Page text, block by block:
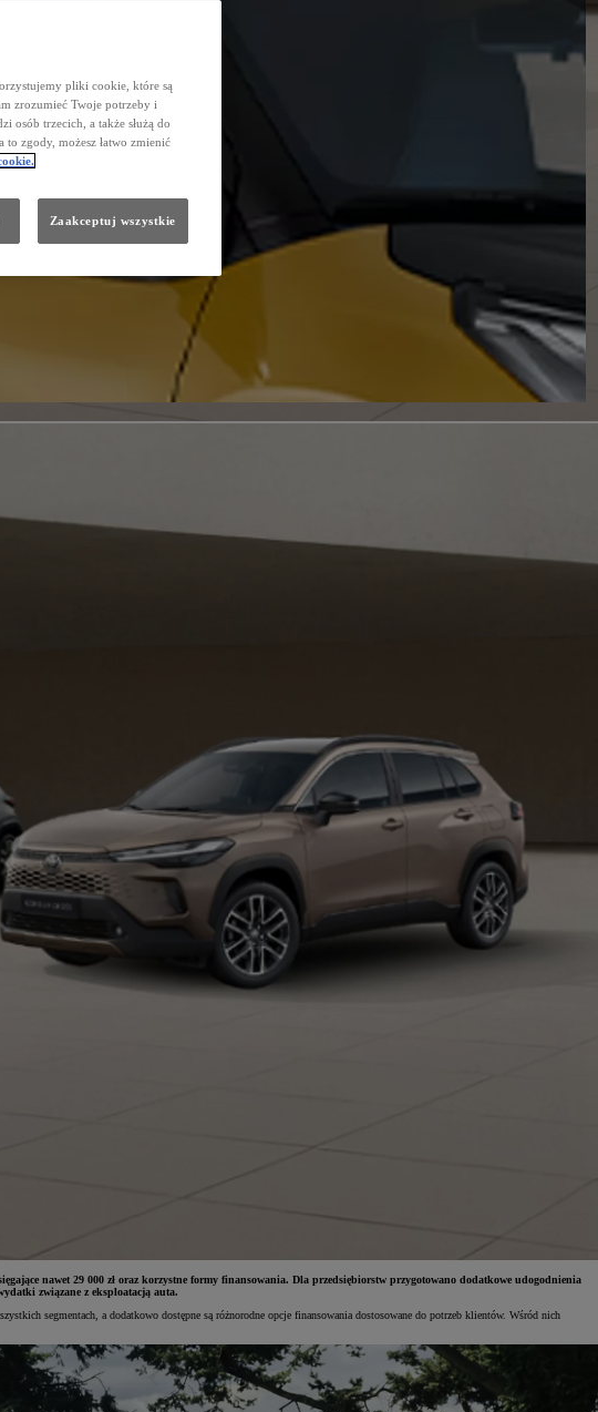
nawet 29 000 zł oraz korzystne formy finansowania. Dla przedsiębiorstw przygotowano dodatkowe udogodnienia
związane z eksploatacją auta.
segmentach, a dodatkowo dostępne są różnorodne opcje finansowania dostosowane do potrzeb klientów. Wśród nich
pliki cookie, które są
zrozumieć Twoje potrzeby i
osób trzecich, a także służą do
zgody, możesz łatwo zmienić
Zaakceptuj wszystkie